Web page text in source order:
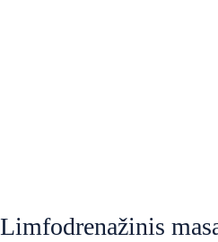
Limfodrenažinis